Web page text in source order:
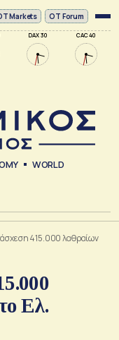
DAX 30 CAC 40
Markets OT Forum
WORLD
415.000 λαθραίων
Ελ.